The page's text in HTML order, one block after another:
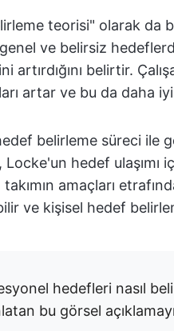
teorisi" olarak da
ve belirsiz
artırdığını belirtir.
artar ve bu da daha
belirleme süreci ile
hedef ulaşımı
takımın amaçları
ve kişisel hedef
hedefleri nasıl
bu görsel